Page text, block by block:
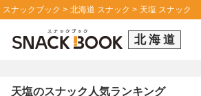
スナックブック 北海道 スナック 天塩 スナック
北海道
天塩のスナック人気ランキング